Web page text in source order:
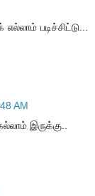
படிச்சிட்டு...
AM
இருக்கு..